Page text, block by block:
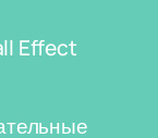
Effect